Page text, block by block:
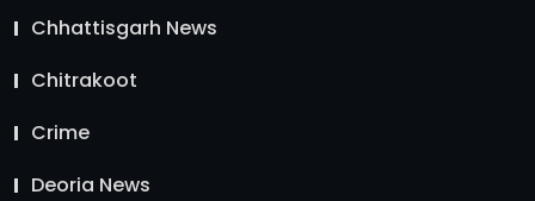
Chhattisgarh News
Chitrakoot
Crime
Deoria News